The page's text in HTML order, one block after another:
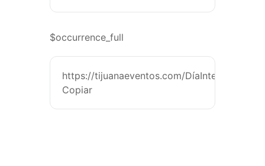
$occurrence_full
https://tijuanaeventos.com/
Copiar